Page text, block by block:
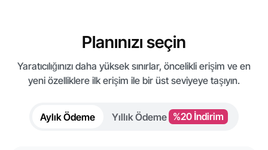
Planınızı seçin
Yaratıcılığınızı daha yüksek sınırlar, öncelikli erişim ve en
yeni özelliklere ilk erişim ile bir üst seviyeye taşıyın.
Aylık Ödeme Yıllık Ödeme %20 İndirim